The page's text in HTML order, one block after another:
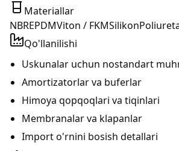
Materiallar
NBREPDMViton / FKMSilikon
Qo'llanilishi
Uskunalar uchun nostandart
Amortizatorlar va buferlar
Himoya qopqoqlari va tiqinlari
Membranalar va klapanlar
Import o'rnini bosish detallari